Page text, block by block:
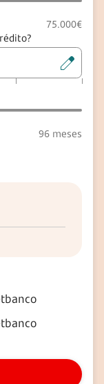
75.000€
ajustar o controlo
96 meses